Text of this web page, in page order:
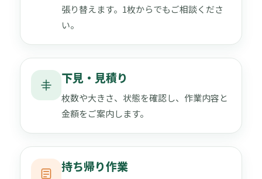
張り替えます。1枚からでもご相談くださ
い。
下見・見積り
枚数や大きさ、状態を確認し、作業内容と
金額をご案内します。
持ち帰り作業